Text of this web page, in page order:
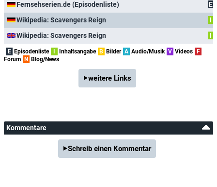
Fernsehserien.de (Episodenliste)
E
Wikipedia: Scavengers Reign
I
Wikipedia: Scavengers Reign
I
E Episodenliste I Inhaltsangabe B Bilder A Audio/Musik V Videos F
Forum N Blog/News
weitere Links
Kommentare
Schreib einen Kommentar